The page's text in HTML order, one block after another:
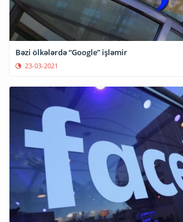
Bəzi ölkələrdə “Google” işləmir
23-03-2021